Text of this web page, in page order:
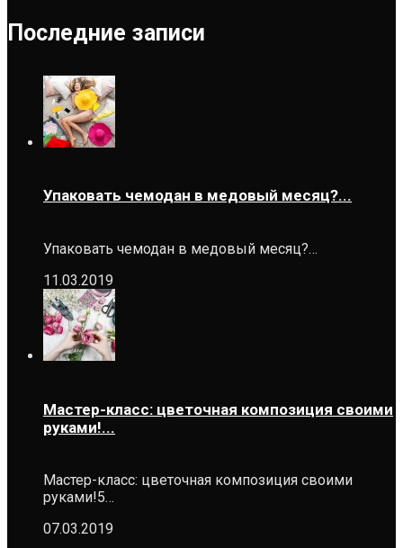
Последние записи
Упаковать чемодан в медовый месяц?...
Упаковать чемодан в медовый месяц?…
11.03.2019
Мастер-класс: цветочная композиция своими
руками!...
Мастер-класс: цветочная композиция своими
руками!5…
07.03.2019